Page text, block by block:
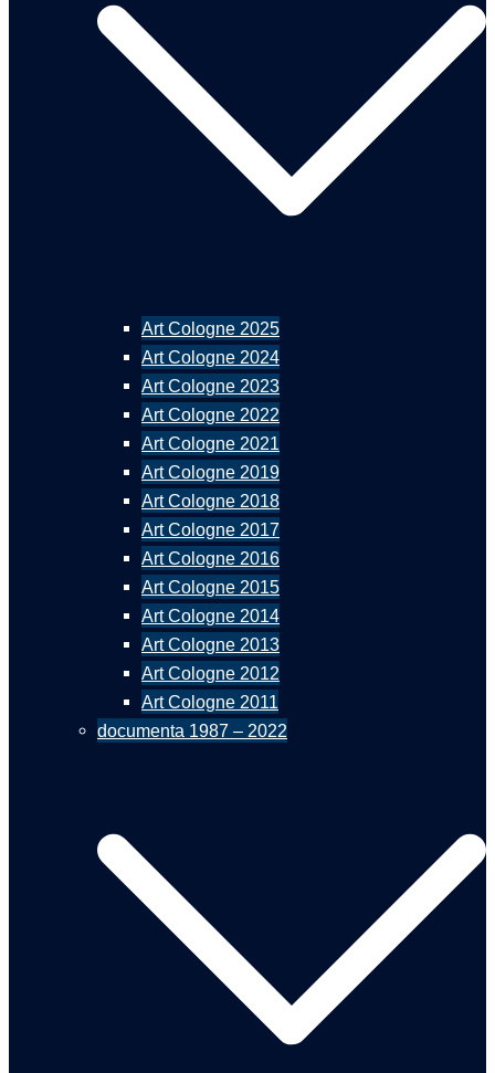
Art Cologne 2025
Art Cologne 2024
Art Cologne 2023
Art Cologne 2022
Art Cologne 2021
Art Cologne 2019
Art Cologne 2018
Art Cologne 2017
Art Cologne 2016
Art Cologne 2015
Art Cologne 2014
Art Cologne 2013
Art Cologne 2012
Art Cologne 2011
documenta 1987 – 2022